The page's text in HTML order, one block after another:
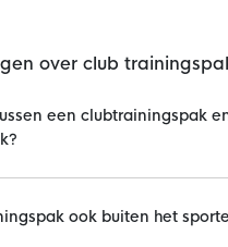
over club
een clubtrainingspak
ook buiten het